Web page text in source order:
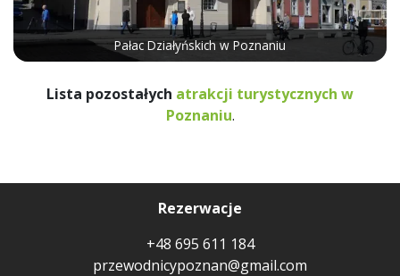
Pałac Działyńskich w Poznaniu
Lista pozostałych atrakcji turystycznych w
Poznaniu.
Rezerwacje
+48 695 611 184
przewodnicypoznan@gmail.com